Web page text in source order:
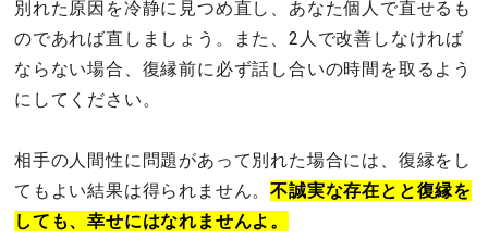
別れた原因を冷静に見つめ直し、あなた個人で直せるも
のであれば直しましょう。また、2人で改善しなければ
ならない場合、復縁前に必ず話し合いの時間を取るよう
にしてください。
相手の人間性に問題があって別れた場合には、復縁をし
てもよい結果は得られません。不誠実な存在とと復縁を
しても、幸せにはなれませんよ。